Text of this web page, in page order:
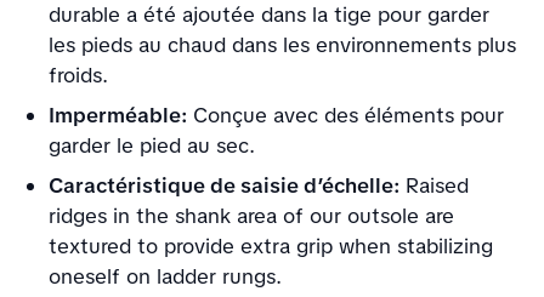
durable a été ajoutée dans la tige pour garder
les pieds au chaud dans les environnements plus
froids.
Imperméable: Conçue avec des éléments pour
garder le pied au sec.
Caractéristique de saisie d’échelle: Raised
ridges in the shank area of our outsole are
textured to provide extra grip when stabilizing
oneself on ladder rungs.